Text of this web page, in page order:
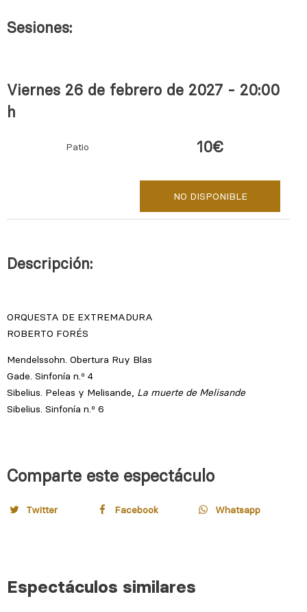
Sesiones:
Viernes 26 de febrero de 2027 - 20:00
h
Patio 10€
NO DISPONIBLE
Descripción:
Comparte este espectáculo
Twitter Facebook Whatsapp
Espectáculos similares